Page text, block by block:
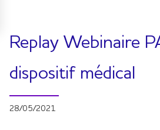
Replay Webinaire
dispositif médical
28/05/2021